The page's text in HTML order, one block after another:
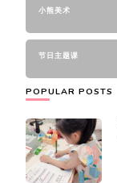
小熊美术
节日主题课
POPULAR POSTS